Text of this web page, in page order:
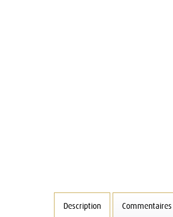
Description Commentaires